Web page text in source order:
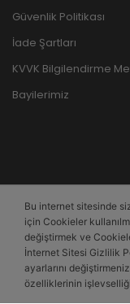
Güvenlik Politikası
İade Şartları
KVVK Bilgilendirme
Bayilerimiz
Bu internet sitesinde
için Cookieler
değiştirmek ve
İnternet Sitesi Gizlilik
ayarlarını
özelliklerinin